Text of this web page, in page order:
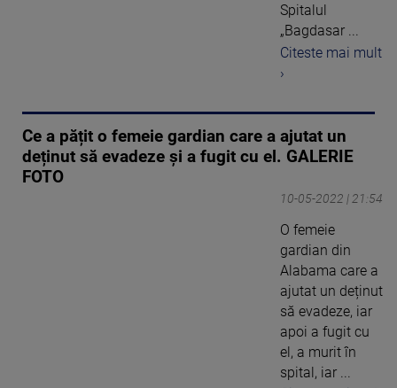
Spitalul
„Bagdasar ...
Citeste mai mult
›
Ce a pățit o femeie gardian care a ajutat un
deținut să evadeze și a fugit cu el. GALERIE
FOTO
10-05-2022 | 21:54
O femeie
gardian din
Alabama care a
ajutat un deținut
să evadeze, iar
apoi a fugit cu
el, a murit în
spital, iar ...